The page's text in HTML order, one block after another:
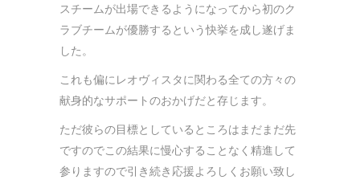
スチームが出場できるようになってから初のク
ラブチームが優勝するという快挙を成し遂げま
した。
これも偏にレオヴィスタに関わる全ての方々の
献身的なサポートのおかげだと存じます。
ただ彼らの目標としているところはまだまだ先
ですのでこの結果に慢心することなく精進して
参りますので引き続き応援よろしくお願い致し